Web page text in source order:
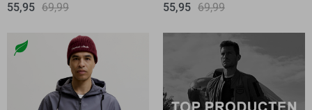
55,95 69,99
55,95 69,99